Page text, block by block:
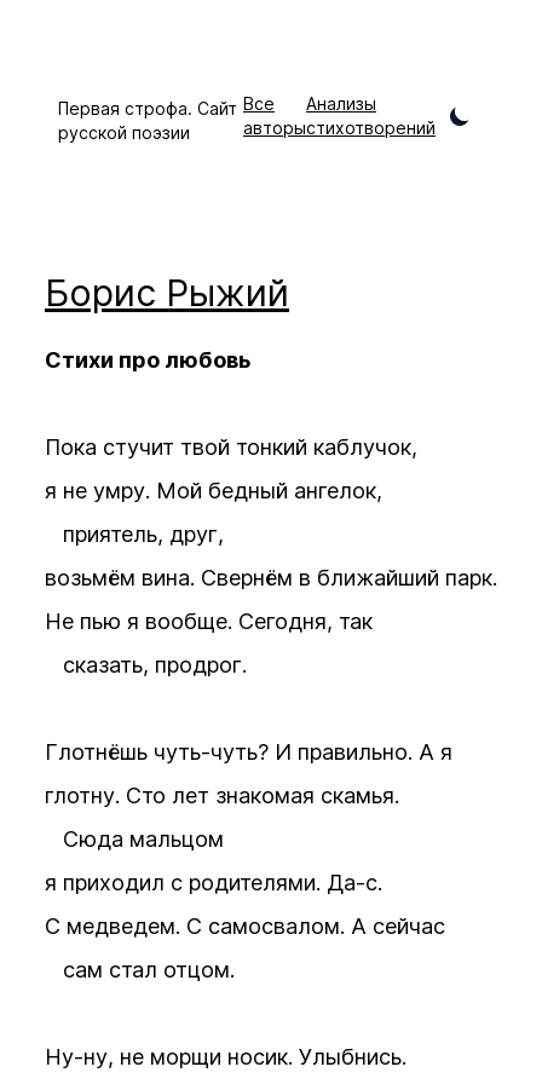
Первая строфа. Сайт
русской поэзии
Все
авторы
Анализы
стихотворений
Борис Рыжий
Стихи про любовь
Пока стучит твой тонкий каблучок,
я не умру. Мой бедный ангелок,
приятель, друг,
возьмём вина. Свернём в ближайший парк.
Не пью я вообще. Сегодня, так
сказать, продрог.
Глотнёшь чуть-чуть? И правильно. А я
глотну. Сто лет знакомая скамья.
Сюда мальцом
я приходил с родителями. Да-с.
С медведем. С самосвалом. А сейчас
сам стал отцом.
Ну-ну, не морщи носик. Улыбнись.